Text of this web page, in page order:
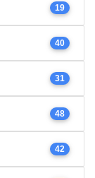
19
40
31
48
42